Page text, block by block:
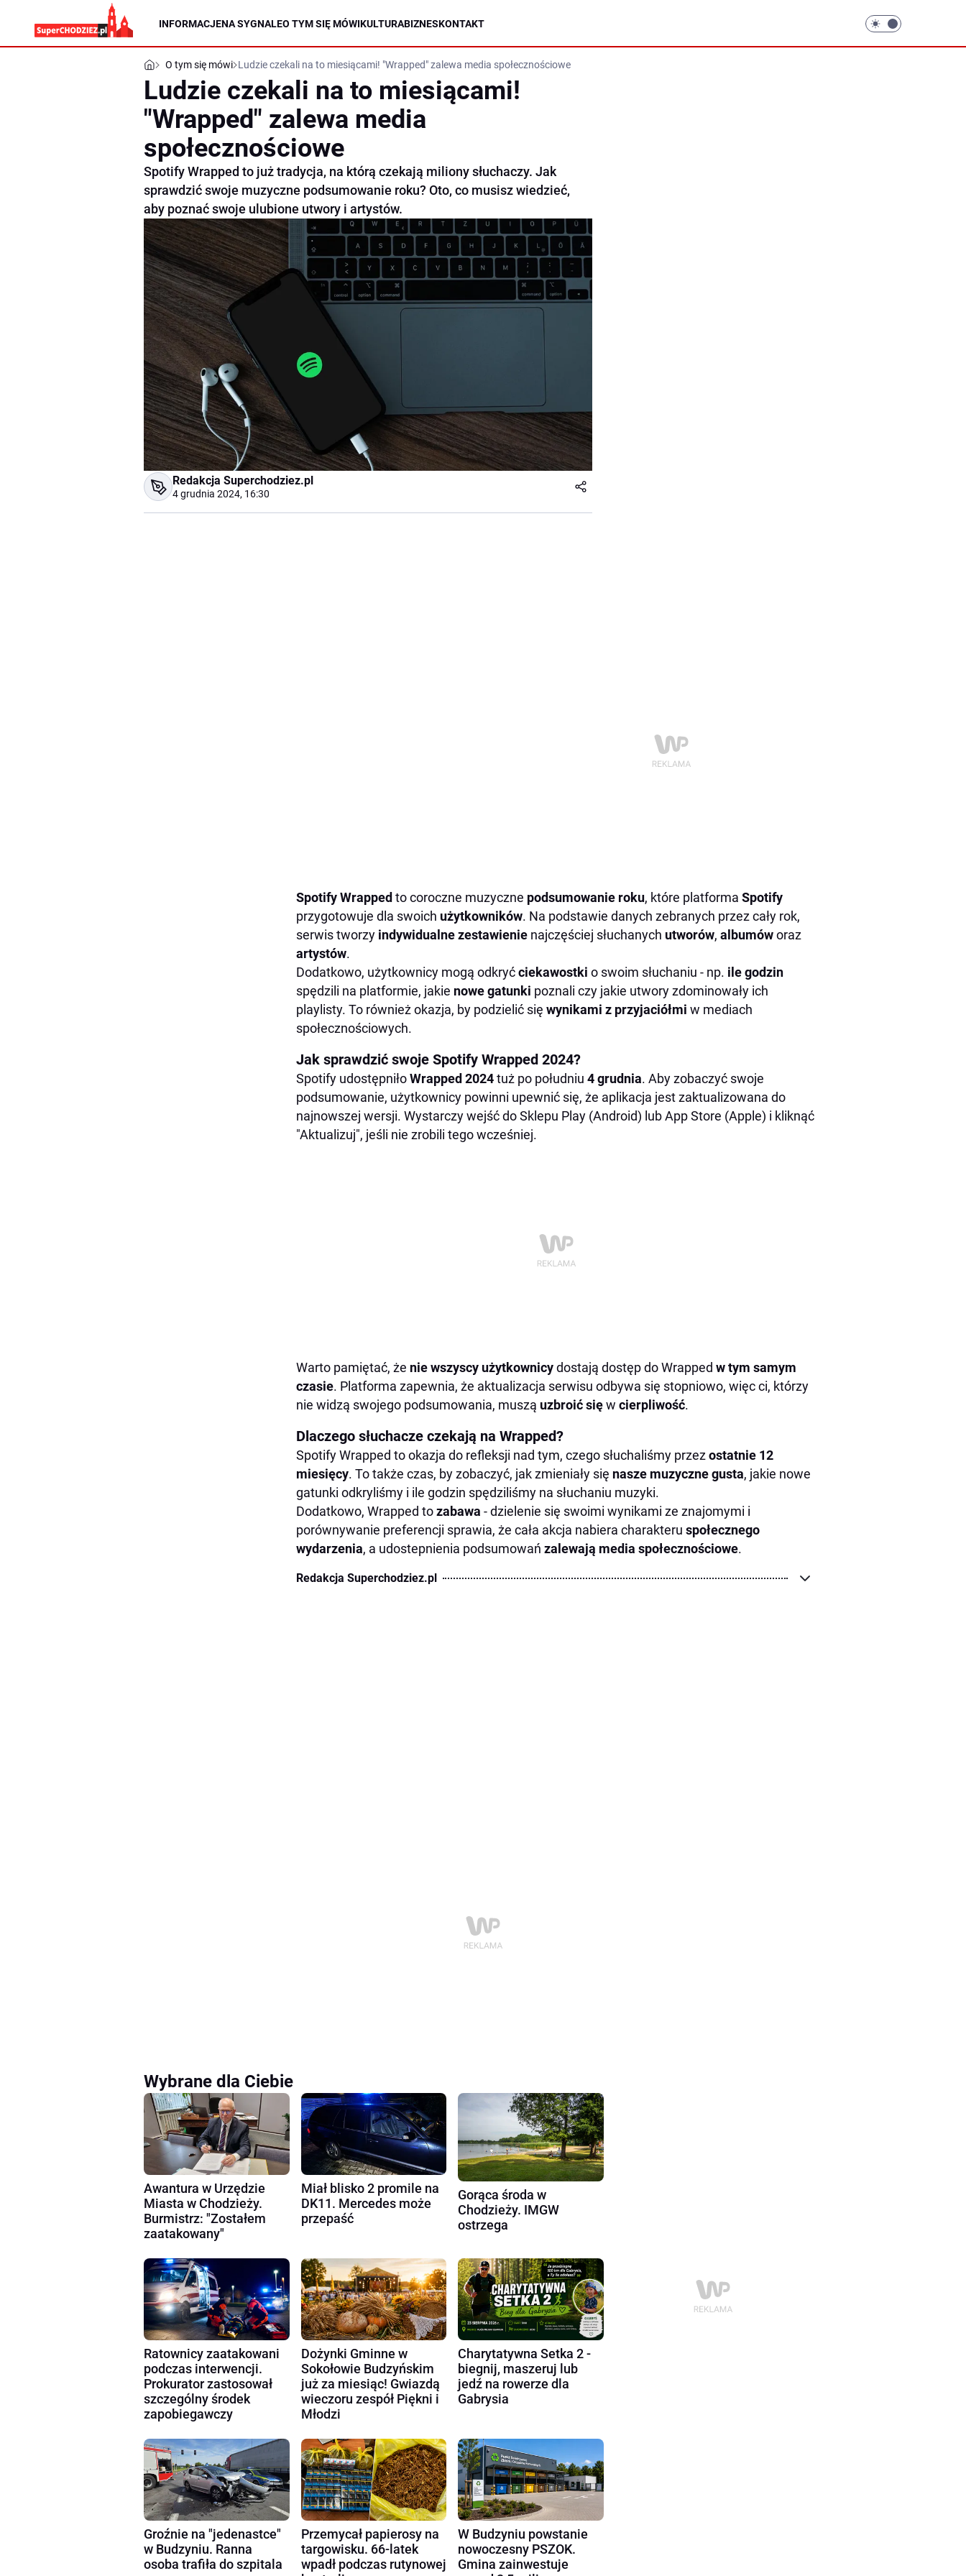
INFORMACJENA SYGNALEO TYM SIĘ MÓWIKULTURABIZNESKONTAKT
O tym się mówi Ludzie czekali na to miesiącami! "Wrapped" zalewa media społecznościowe
Ludzie czekali na to miesiącami!
"Wrapped" zalewa media
społecznościowe
Spotify Wrapped to już tradycja, na którą czekają miliony słuchaczy. Jak
sprawdzić swoje muzyczne podsumowanie roku? Oto, co musisz wiedzieć,
aby poznać swoje ulubione utwory i artystów.
Redakcja Superchodziez.pl
4 grudnia 2024, 16:30
Spotify Wrapped to coroczne muzyczne podsumowanie roku, które platforma Spotify
przygotowuje dla swoich użytkowników. Na podstawie danych zebranych przez cały rok,
serwis tworzy indywidualne zestawienie najczęściej słuchanych utworów, albumóworaz
artystów.
Dodatkowo, użytkownicy mogą odkryćciekawostki o swoim słuchaniu - np. ile godzin
spędzili na platformie, jakie nowe gatunki poznali czy jakie utwory zdominowały ich
playlisty. To również okazja, by podzielić się wynikami z przyjaciółmi w mediach
społecznościowych.
Jak sprawdzić swoje Spotify Wrapped 2024?
Spotify udostępniłoWrapped 2024tuż po południu 4 grudnia. Aby zobaczyć swoje
podsumowanie, użytkownicy powinni upewnić się, że aplikacja jest zaktualizowana do
najnowszej wersji. Wystarczy wejść do Sklepu Play (Android) lub App Store (Apple) i kliknąć
"Aktualizuj", jeśli nie zrobili tego wcześniej.
Warto pamiętać, że nie wszyscy użytkownicydostają dostęp do Wrapped w tym samym
czasie. Platforma zapewnia, że aktualizacja serwisu odbywa się stopniowo, więc ci, którzy
nie widzą swojego podsumowania, muszą uzbroić sięw cierpliwość.
Dlaczego słuchacze czekają na Wrapped?
Spotify Wrapped to okazja do refleksji nad tym, czego słuchaliśmy przezostatnie 12
miesięcy. To także czas, by zobaczyć, jak zmieniały się nasze muzycznegusta, jakie nowe
gatunki odkryliśmy i ile godzin spędziliśmy na słuchaniu muzyki.
Dodatkowo, Wrapped tozabawa - dzielenie się swoimi wynikami ze znajomymi i
porównywanie preferencji sprawia, że cała akcja nabiera charakteru społecznego
wydarzenia, a udostepnienia podsumowań zalewają media społecznościowe.
Redakcja Superchodziez.pl
Wybrane dla Ciebie
Awantura w Urzędzie
Miasta w Chodzieży.
Burmistrz: "Zostałem
zaatakowany"
Miał blisko 2 promile na
DK11. Mercedes może
przepaść
Gorąca środa w
Chodzieży. IMGW
ostrzega
Ratownicy zaatakowani
podczas interwencji.
Prokurator zastosował
szczególny środek
zapobiegawczy
Dożynki Gminne w
Sokołowie Budzyńskim
już za miesiąc! Gwiazdą
wieczoru zespół Piękni i
Młodzi
Charytatywna Setka 2 -
biegnij, maszeruj lub
jedź na rowerze dla
Gabrysia
Groźnie na "jedenastce"
w Budzyniu. Ranna
osoba trafiła do szpitala
Przemycał papierosy na
targowisku. 66-latek
wpadł podczas rutynowej
W Budzyniu powstanie
nowoczesny PSZOK.
Gmina zainwestuje